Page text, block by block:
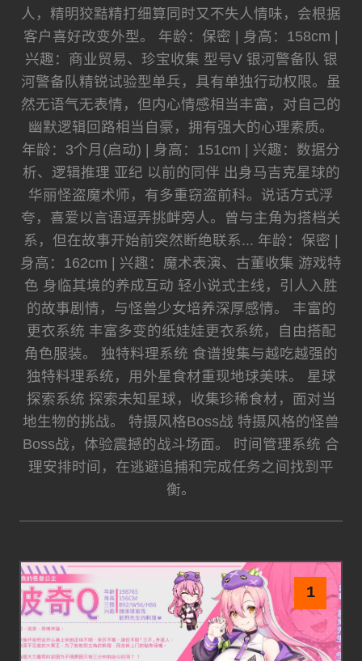
人，精明狡黠精打细算同时又不失人情味，会根据
客户喜好改变外型。 年龄：保密 | 身高：158cm |
兴趣：商业贸易、珍宝收集 型号V 银河警备队 银
河警备队精锐试验型单兵，具有单独行动权限。虽
然无语气无表情，但内心情感相当丰富，对自己的
幽默逻辑回路相当自豪，拥有强大的心理素质。
年龄：3个月(启动) | 身高：151cm | 兴趣：数据分
析、逻辑推理 亚纪 以前的同伴 出身马吉克星球的
华丽怪盗魔术师，有多重窃盗前科。说话方式浮
夸，喜爱以言语逗弄挑衅旁人。曾与主角为搭档关
系，但在故事开始前突然断绝联系... 年龄：保密 |
身高：162cm | 兴趣：魔术表演、古董收集 游戏特
色 身临其境的养成互动 轻小说式主线，引人入胜
的故事剧情，与怪兽少女培养深厚感情。 丰富的
更衣系统 丰富多变的纸娃娃更衣系统，自由搭配
角色服装。 独特料理系统 食谱搜集与越吃越强的
独特料理系统，用外星食材重现地球美味。 星球
探索系统 探索未知星球，收集珍稀食材，面对当
地生物的挑战。 特摄风格Boss战 特摄风格的怪兽
Boss战，体验震撼的战斗场面。 时间管理系统 合
理安排时间，在逃避追捕和完成任务之间找到平
衡。
1